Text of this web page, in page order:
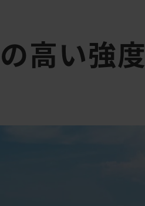
高い強度